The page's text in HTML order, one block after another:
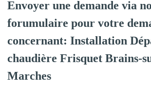
Envoyer une demande via
forumulaire pour votre
concernant: Installation
chaudière Frisquet Brains-
Marches